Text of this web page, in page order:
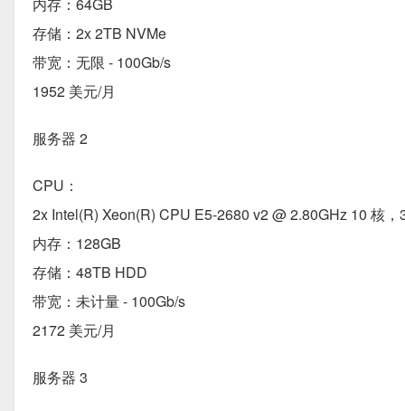
存储：2x 2TB NVMe
带宽：无限 - 100Gb/s
1952 美元/月
服务器 2
CPU：
2x Intel(R) Xeon(R) CPU E5-2680 v2 @ 2.80GHz 10 核，
内存：128GB
存储：48TB HDD
带宽：未计量 - 100Gb/s
2172 美元/月
服务器 3